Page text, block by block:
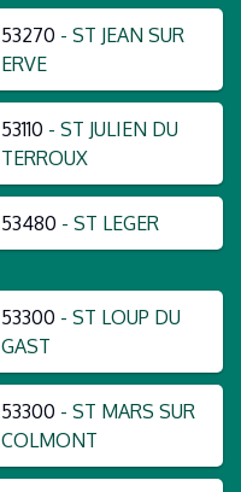
53270 - ST JEAN SUR
ERVE
53110 - ST JULIEN DU
TERROUX
53480 - ST LEGER
53300 - ST LOUP DU
GAST
53300 - ST MARS SUR
COLMONT